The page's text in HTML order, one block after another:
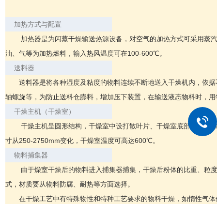
加热方式与配置
加热器是为闪蒸干燥输送热源设备，对空气的加热方式可采用蒸
油、气等为加热燃料，输入热风温度可在100-600℃。
送料器
送料器是将各种湿度及粘度的物料连续不断地送入干燥机内，依
轴螺旋等，为防止送料仓膨料，增加压下装置，在输送液态物料时，
干燥主机（干燥室）
干燥主机呈圆形结构，干燥室中设打散叶片、干燥室底部设有环
寸从250-2750mm变化，干燥室温度可高达600℃。
物料捕集器
由于燥室干燥后的物料进入捕集器捕集，干燥后粉体的比重、
式，材质要从物料防腐、耐热等方面选择。
在干燥工艺中有特殊物性和特种工艺要求的物料干燥，如惰性气